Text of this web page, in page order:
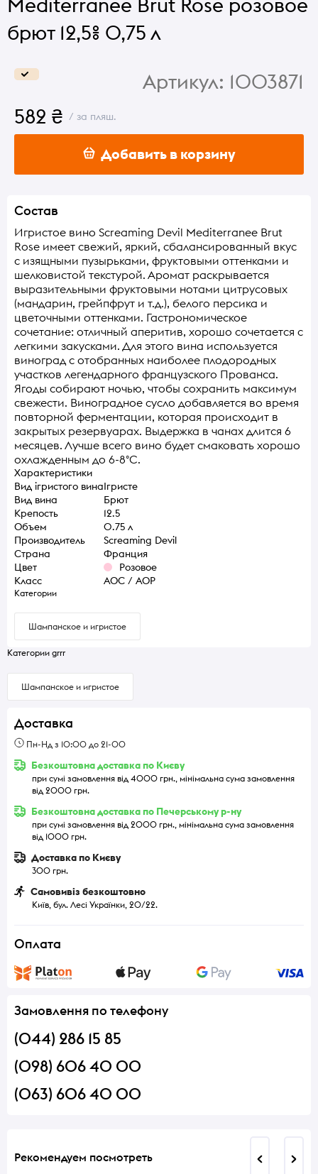
брют 12,5% 0,75 л
Артикул: 1003871
582 ₴ / за пляш.
Добавить в корзину
Состав
Игристое вино Screaming Devil Mediterranee Brut
Rose имеет свежий, яркий, сбалансированный вкус
с изящными пузырьками, фруктовыми оттенками и
шелковистой текстурой. Аромат раскрывается
выразительными фруктовыми нотами цитрусовых
(мандарин, грейпфрут и т.д.), белого персика и
цветочными оттенками. Гастрономическое
сочетание: отличный аперитив, хорошо сочетается с
легкими закусками. Для этого вина используется
виноград с отобранных наиболее плодородных
участков легендарного французского Прованса.
Ягоды собирают ночью, чтобы сохранить максимум
свежести. Виноградное сусло добавляется во время
повторной ферментации, которая происходит в
закрытых резервуарах. Выдержка в чанах длится 6
месяцев. Лучше всего вино будет смаковать хорошо
охлажденным до 6-8°С.
Характеристики
Вид ігристого винаІгристе
Вид вина
Брют
Крепость
12.5
Объем
0.75 л
Производитель
Screaming Devil
Страна
Франция
Цвет
Розовое
Класс
AOC / AOP
Категории
Шампанское и игристое
Категории grrr
Шампанское и игристое
Доставка
Пн-Нд з 10:00 до 21-00
Безкоштовна доставка по Києву
при сумі замовлення від 4000 грн., мінімальна сума замовлення
від 2000 грн.
Безкоштовна доставка по Печерському р-ну
при сумі замовлення від 2000 грн., мінімальна сума замовлення
від 1000 грн.
Доставка по Києву
300 грн.
Самовивіз безкоштовно
Київ, бул. Лесі Українки, 20/22.
Оплата
Замовлення по телефону
(044) 286 15 85
(098) 606 40 00
(063) 606 40 00
Рекомендуем посмотреть